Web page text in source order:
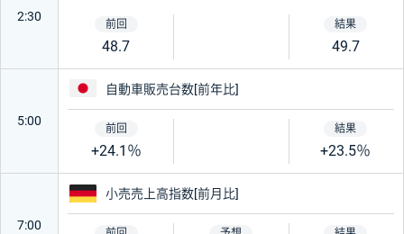
2:30
48.7 49.7
5:00
日本
自動車販売台数[前年比]
+24.1％ +23.5％
7:00
ドイツ
小売売上高指数[前月比]